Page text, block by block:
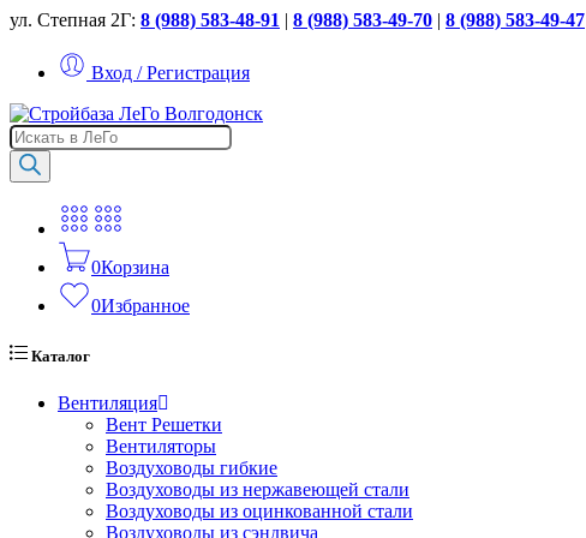
ул. Степная 2Г: 8 (988) 583-48-91 | 8 (988) 583-49-70 | 8 (988) 583-49-47
Вход / Регистрация
Поиск
товаров
0Корзина
0Избранное
Каталог
Вентиляция
Вент Решетки
Вентиляторы
Воздуховоды гибкие
Воздуховоды из нержавеющей стали
Воздуховоды из оцинкованной стали
Воздуховоды из сэндвича